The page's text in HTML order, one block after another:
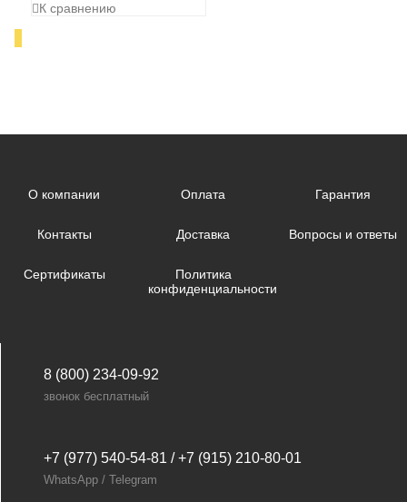
К сравнению
О компании Оплата Гарантия
Контакты Доставка Вопросы и ответы
Сертификаты
Политика
конфиденциальности
8 (800) 234-09-92
звонок бесплатный
+7 (977) 540-54-81 / +7 (915) 210-80-01
WhatsApp / Telegram